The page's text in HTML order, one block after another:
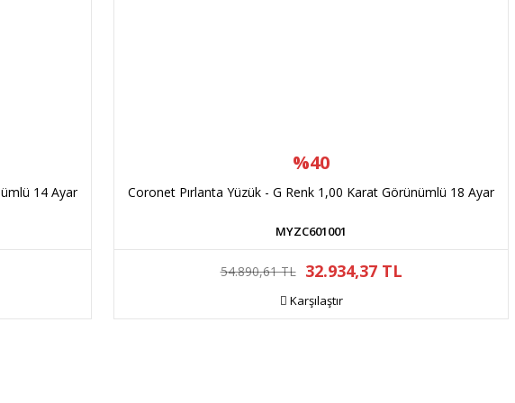
14 Ayar
%40
Coronet Pırlanta Yüzük - G Renk 1,00 Karat Görünümlü 18 Ayar
MYZC601001
54.890,61 TL 32.934,37 TL
Karşılaştır